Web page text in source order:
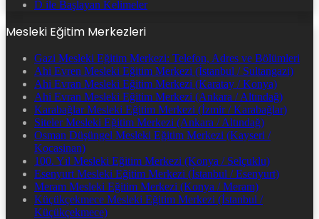
D ile Başlayan Kelimeler
Mesleki Eğitim Merkezleri
Gazi Mesleki Eğitim Merkezi: Telefon, Adres ve Bölümleri
Ahi Evren Mesleki Eğitim Merkezi (İstanbul / Sultangazi)
Ahi Evran Mesleki Eğitim Merkezi (Karatay / Konya)
Ahi Evran Mesleki Eğitim Merkezi (Ankara / Altındağ)
Karabağlar Mesleki Eğitim Merkezi (İzmir / Karabağlar)
Siteler Mesleki Eğitim Merkezi (Ankara / Altındağ)
Osman Düşüngel Mesleki Eğitim Merkezi (Kayseri /
Kocasinan)
100. Yıl Mesleki Eğitim Merkezi (Konya / Selçuklu)
Esenyurt Mesleki Eğitim Merkezi (İstanbul / Esenyurt)
Meram Mesleki Eğitim Merkezi (Konya / Meram)
Küçükçekmece Mesleki Eğitim Merkezi (İstanbul /
Küçükçekmece)